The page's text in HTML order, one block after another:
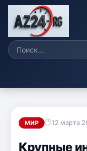
МИР 12 марта
Крупные